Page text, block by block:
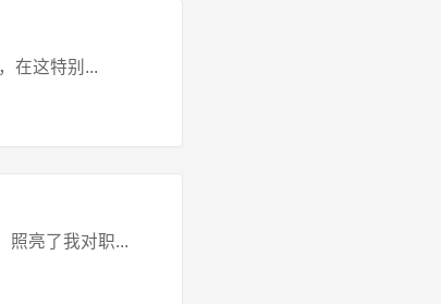
在这特别...
照亮了我对职...